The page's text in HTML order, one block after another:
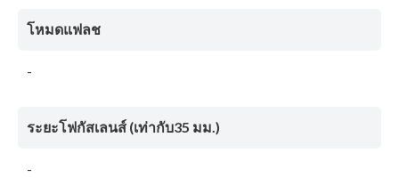
โหมดแฟลช
-
ระยะโฟกัสเลนส์ (เท่ากับ35 มม.)
-